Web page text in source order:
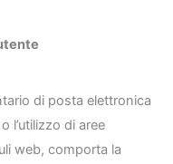
di posta elettronica
l’utilizzo di aree
web, comporta la